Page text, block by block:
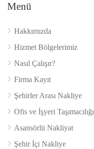
Menü
Hakkımızda
Hizmet Bölgelerimiz
Nasıl Çalışır?
Firma Kayıt
Şehirler Arası Nakliye
Ofis ve İşyeri Taşımacılığı
Asansörlü Nakliyat
Şehir İçi Nakliye